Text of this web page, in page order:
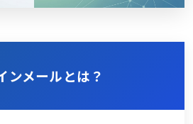
ンメールとは？